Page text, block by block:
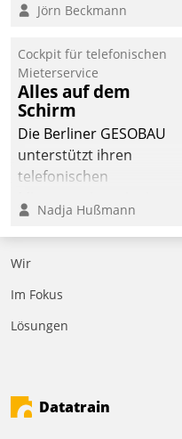
Jörn Beckmann
Cockpit für telefonischen
Mieterservice
Alles auf dem
Schirm
Die Berliner GESOBAU
unterstützt ihren
telefonischen
digitalen Cockpit, das
situationsbezogen
passende Fragen und
Eine intuitive
Dialogführung ermöglicht
effizienter zu bearbeiten.
Nadja Hußmann
Wir
Im Fokus
Lösungen
Datatrain